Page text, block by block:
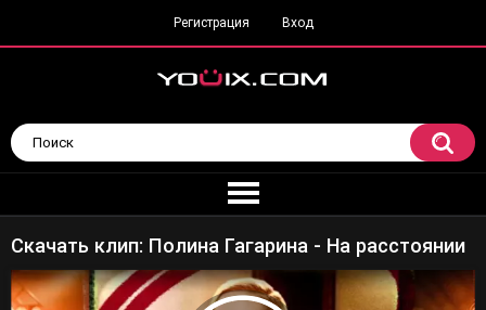
Регистрация Вход
Скачать клип: Полина Гагарина - На расстоянии